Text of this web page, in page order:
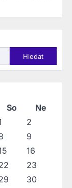
Hledat
So
Ne
2
9
16
23
30